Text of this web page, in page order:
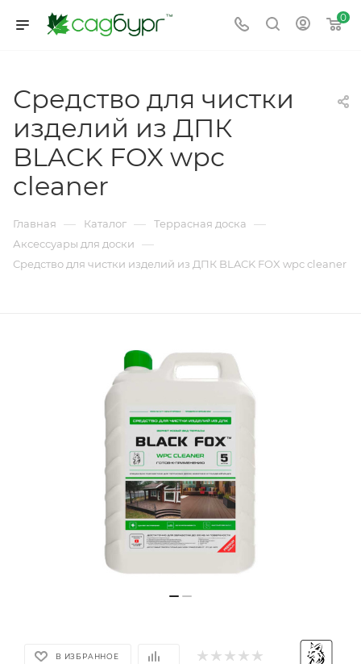
0
Средство для чистки
изделий из ДПК
BLACK FOX wpc
cleaner
Главная — Каталог — Террасная доска —
Аксессуары для доски —
Средство для чистки изделий из ДПК BLACK FOX wpc cleaner
В ИЗБРАННОЕ